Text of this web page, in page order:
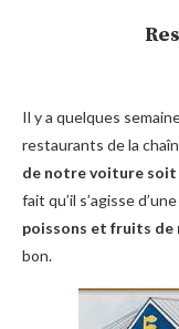
Il y a quelques
restaurants de la
de notre voiture soit
fait qu’il s’agisse
poissons et fruits de
bon.